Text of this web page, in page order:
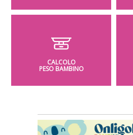
CALCOLO
PESO BAMBINO